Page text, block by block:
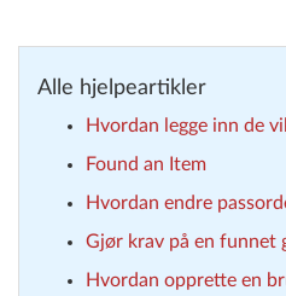
Alle hjelpeartikler
Hvordan legge inn de
Found an Item
Hvordan endre
Gjør krav på en funnet
Hvordan opprette en